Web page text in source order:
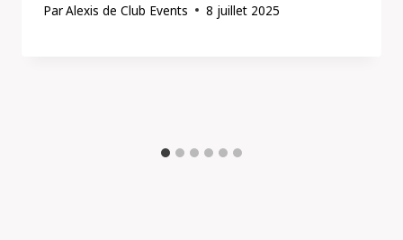
ParAlexis de Club Events 8 juillet 2025